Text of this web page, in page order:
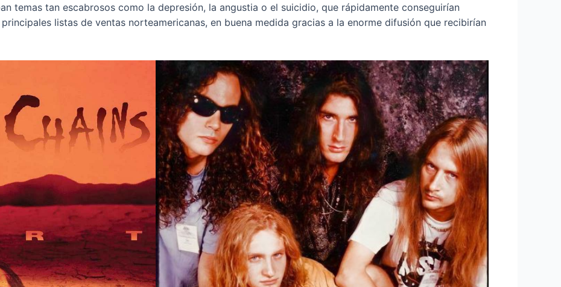
temas tan escabrosos como la depresión, la angustia o el suicidio, que rápidamente conseguirían
listas de ventas norteamericanas, en buena medida gracias a la enorme difusión que recibirían